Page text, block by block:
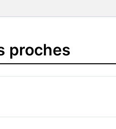
proches